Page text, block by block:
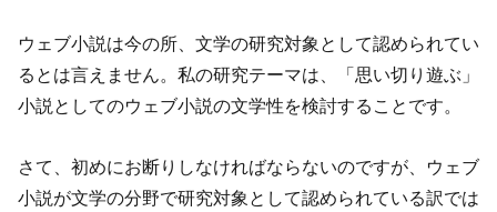
ウェブ小説は今の所、文学の研究対象として認められてい
るとは言えません。私の研究テーマは、「思い切り遊ぶ」
小説としてのウェブ小説の文学性を検討することです。
さて、初めにお断りしなければならないのですが、ウェブ
小説が文学の分野で研究対象として認められている訳では